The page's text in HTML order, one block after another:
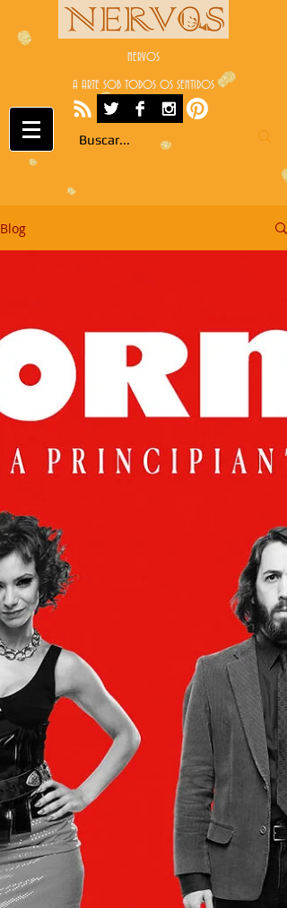
NERVOS
A ARTE SOB TODOS OS SENTIDOS
Blog